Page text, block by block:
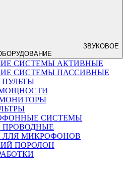
ЗВУКОВОЕ
СИСТЕМЫ АКТИВНЫЕ
СИСТЕМЫ ПАССИВНЫЕ
СИСТЕМЫ
ЛЛЯ МИКРОФОНОВ
ПОРОЛОН